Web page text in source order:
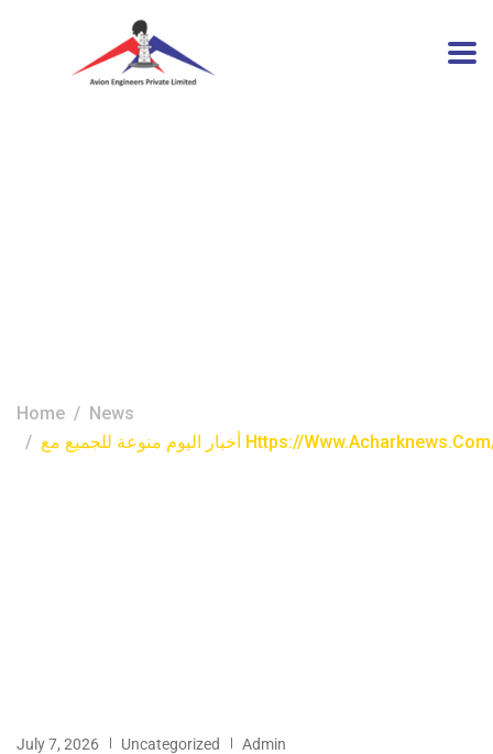
Home News
July 7, 2026 Uncategorized Admin